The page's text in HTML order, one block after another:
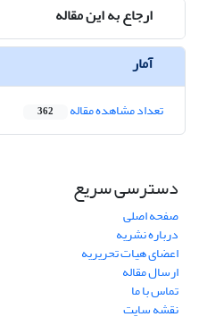
ارجاع به این مقاله
آمار
تعداد مشاهده مقاله 362
دسترسی سریع
صفحه اصلی
درباره نشریه
اعضای هیات تحریریه
ارسال مقاله
تماس با ما
نقشه سایت